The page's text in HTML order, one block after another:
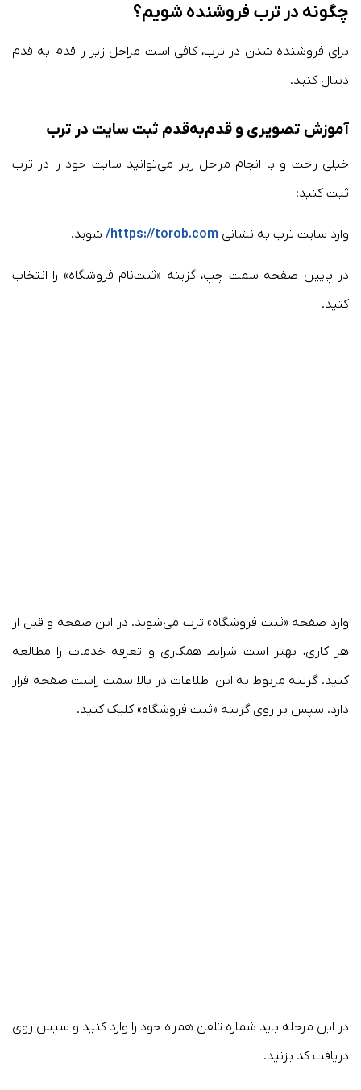
چگونه در ترب فروشنده شویم؟
برای فروشنده شدن در ترب، کافی است مراحل زیر را قدم به قدم
دنبال کنید.
آموزش تصویری و قدم‌به‌قدم ثبت سایت در ترب
خیلی راحت و با انجام مراحل زیر می‌توانید سایت خود را در ترب
ثبت کنید:
وارد سایت ترب به نشانی https://torob.com/ شوید.
در پایین صفحه سمت چپ، گزینه «ثبت‌نام فروشگاه» را انتخاب
کنید.
وارد صفحه «ثبت فروشگاه» ترب می‌شوید. در این صفحه و قبل از
هر کاری، بهتر است شرایط همکاری و تعرفه خدمات را مطالعه
کنید. گزینه مربوط به این اطلاعات در بالا سمت راست صفحه قرار
دارد. سپس بر روی گزینه «ثبت فروشگاه» کلیک کنید.
در این مرحله باید شماره تلفن همراه خود را وارد کنید و سپس روی
دریافت کد بزنید.